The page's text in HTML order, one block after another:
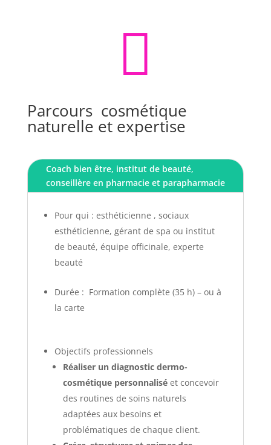

Parcours cosmétique
naturelle et expertise
Coach bien être, institut de beauté,
conseillère en pharmacie et parapharmacie
Pour qui : esthéticienne , sociaux
esthéticienne, gérant de spa ou institut
de beauté, équipe officinale, experte
beauté
Durée : Formation complète (35 h) – ou à
la carte
Objectifs professionnels
Réaliser un diagnostic dermo-
cosmétique personnaliséet concevoir
des routines de soins naturels
adaptées aux besoins et
problématiques de chaque client.